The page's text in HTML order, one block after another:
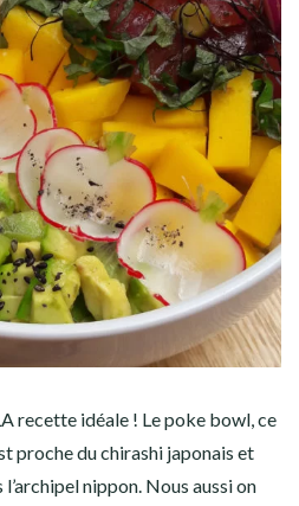
recette idéale ! Le poke bowl, ce
proche du chirashi japonais et
nippon. Nous aussi on